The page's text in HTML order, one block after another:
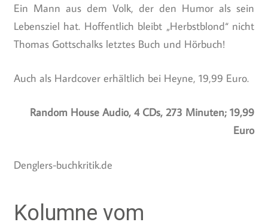
Ein Mann aus dem Volk, der den Humor als sein
Lebensziel hat. Hoffentlich bleibt „Herbstblond“ nicht
Thomas Gottschalks letztes Buch und Hörbuch!
Auch als Hardcover erhältlich bei Heyne, 19,99 Euro.
Random House Audio, 4 CDs, 273 Minuten; 19,99
Euro
Denglers-buchkritik.de
Kolumne vom